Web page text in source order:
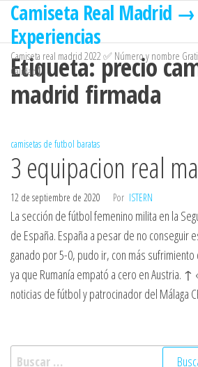
Saltar
contenido
Camiseta Real Madrid →
Experiencias
Camiseta real madrid 2022 ✅ Número y nombre
Calidad】
Etiqueta:precio
madrid firmada
camisetas de futbol baratas
3 equipacion real
12 de septiembre de 2020 Por ISTERN
La sección de fútbol femenino milita en la
de España. España a pesar de no conseguir
ganado por 5-0, pudo ir, con más
ya que Rumanía empató a cero en Austria. ↑
noticias de fútbol y patrocinador del Málaga
Buscar: